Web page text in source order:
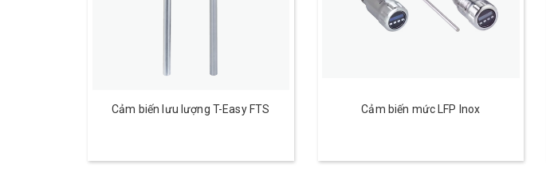
Cảm biến lưu lượng T-Easy FTS Cảm biến mức LFP Inox